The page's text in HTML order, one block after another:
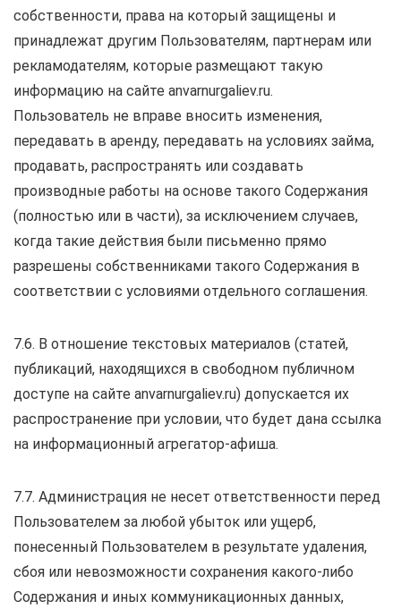
собственности, права на который защищены и
принадлежат другим Пользователям, партнерам или
рекламодателям, которые размещают такую
информацию на сайте anvarnurgaliev.ru.
Пользователь не вправе вносить изменения,
передавать в аренду, передавать на условиях займа,
продавать, распространять или создавать
производные работы на основе такого Содержания
(полностью или в части), за исключением случаев,
когда такие действия были письменно прямо
разрешены собственниками такого Содержания в
соответствии с условиями отдельного соглашения.
7.6. В отношение текстовых материалов (статей,
публикаций, находящихся в свободном публичном
доступе на сайте anvarnurgaliev.ru) допускается их
распространение при условии, что будет дана ссылка
на информационный агрегатор-афиша.
7.7. Администрация не несет ответственности перед
Пользователем за любой убыток или ущерб,
понесенный Пользователем в результате удаления,
сбоя или невозможности сохранения какого-либо
Содержания и иных коммуникационных данных,